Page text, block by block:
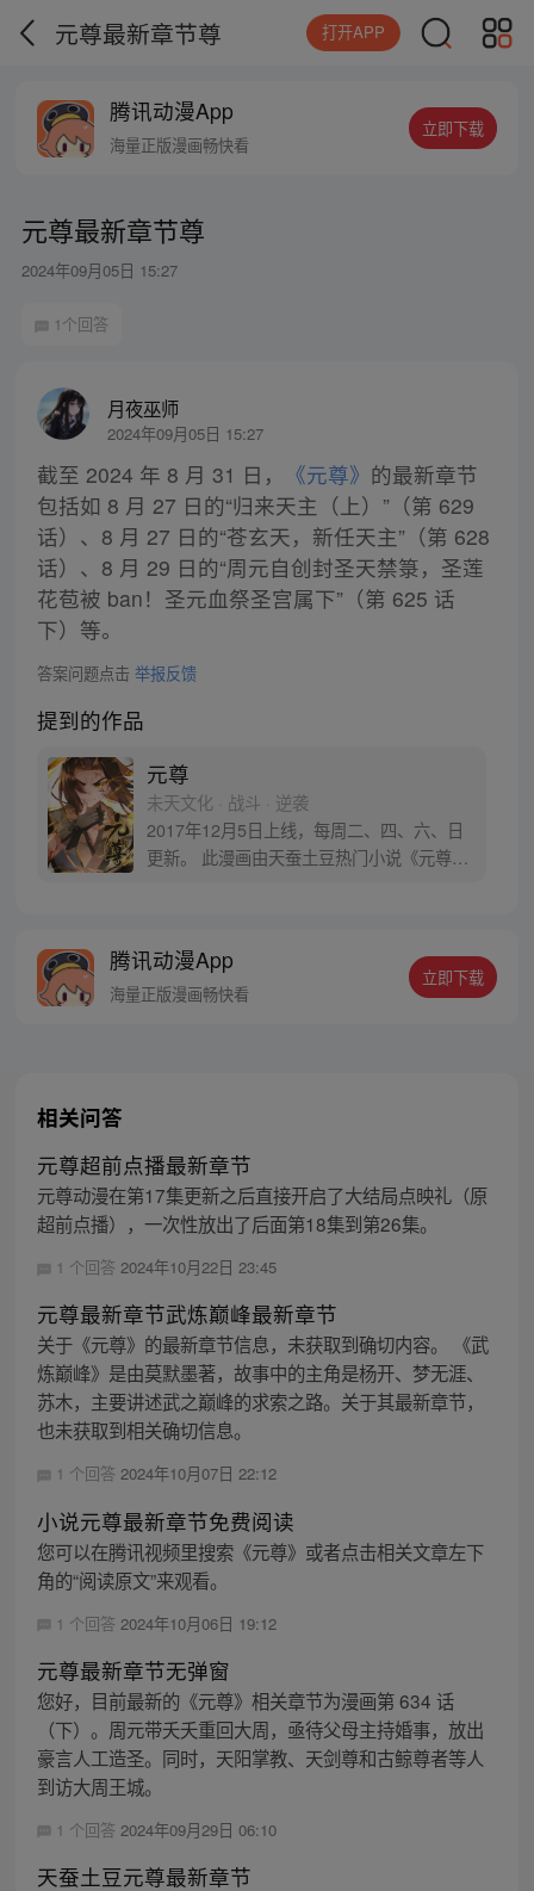
元尊最新章节尊 打开APP
腾讯动漫App
海量正版漫画畅快看
立即下载
元尊最新章节尊
2024年09月05日 15:27
1个回答
月夜巫师
2024年09月05日 15:27
截至 2024 年 8 月 31 日， 《元尊》 的最新章节
包括如 8 月 27 日的“归来天主（上）”（第 629
话）、8 月 27 日的“苍玄天，新任天主”（第 628
话）、8 月 29 日的“周元自创封圣天禁箓，圣莲
花苞被 ban！圣元血祭圣宫属下”（第 625 话
下）等。
答案问题点击 举报反馈
提到的作品
元尊
未天文化 · 战斗 · 逆袭
2017年12月5日上线，每周二、四、六、日
更新。 此漫画由天蚕土豆热门小说《元尊》
腾讯动漫App
海量正版漫画畅快看
立即下载
相关问答
元尊超前点播最新章节
元尊动漫在第17集更新之后直接开启了大结局点映礼（原
超前点播），一次性放出了后面第18集到第26集。
1 个回答 2024年10月22日 23:45
元尊最新章节武炼巅峰最新章节
关于《元尊》的最新章节信息，未获取到确切内容。 《武
炼巅峰》是由莫默墨著，故事中的主角是杨开、梦无涯、
苏木，主要讲述武之巅峰的求索之路。关于其最新章节，
也未获取到相关确切信息。
1 个回答 2024年10月07日 22:12
小说元尊最新章节免费阅读
您可以在腾讯视频里搜索《元尊》或者点击相关文章左下
角的“阅读原文”来观看。
1 个回答 2024年10月06日 19:12
元尊最新章节无弹窗
您好，目前最新的《元尊》相关章节为漫画第 634 话
（下）。周元带夭夭重回大周，亟待父母主持婚事，放出
豪言人工造圣。同时，天阳掌教、天剑尊和古鲸尊者等人
到访大周王城。
1 个回答 2024年09月29日 06:10
天蚕土豆元尊最新章节